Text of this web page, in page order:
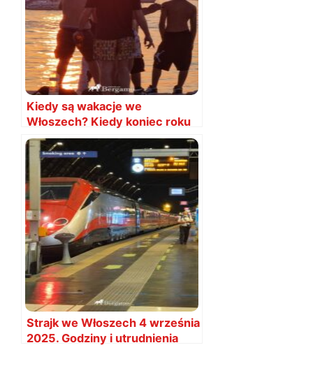
Kiedy są wakacje we
Włoszech? Kiedy koniec roku
szkolnego?
Strajk we Włoszech 4 września
2025. Godziny i utrudnienia